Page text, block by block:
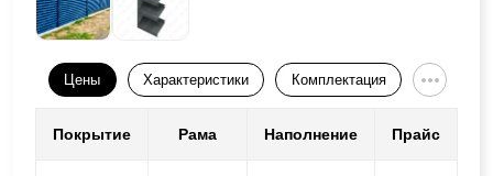
Цены Характеристики Комплектация
Покрытие Рама Наполнение Прайс